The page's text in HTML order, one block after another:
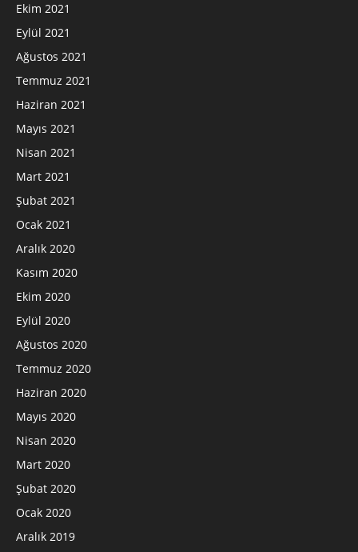
Ekim 2021
Eylül 2021
Ağustos 2021
Temmuz 2021
Haziran 2021
Mayıs 2021
Nisan 2021
Mart 2021
Şubat 2021
Ocak 2021
Aralık 2020
Kasım 2020
Ekim 2020
Eylül 2020
Ağustos 2020
Temmuz 2020
Haziran 2020
Mayıs 2020
Nisan 2020
Mart 2020
Şubat 2020
Ocak 2020
Aralık 2019